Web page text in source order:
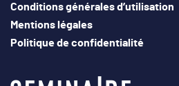
Conditions générales d’utilisation
Mentions légales
Politique de confidentialité